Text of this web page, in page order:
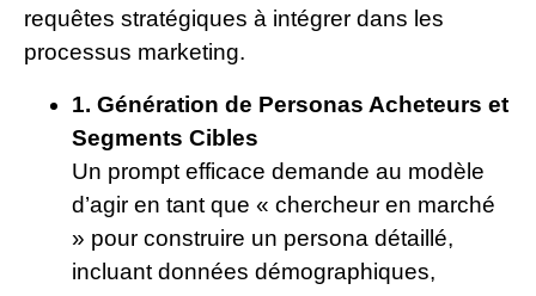
requêtes stratégiques à intégrer dans les
processus marketing.
1. Génération de Personas Acheteurs et
Segments Cibles
Un prompt efficace demande au modèle
d’agir en tant que « chercheur en marché
» pour construire un persona détaillé,
incluant données démographiques,